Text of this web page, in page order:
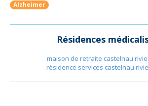
Alzheimer
Résidences
maison de retraite castelnau
résidence services castelnau